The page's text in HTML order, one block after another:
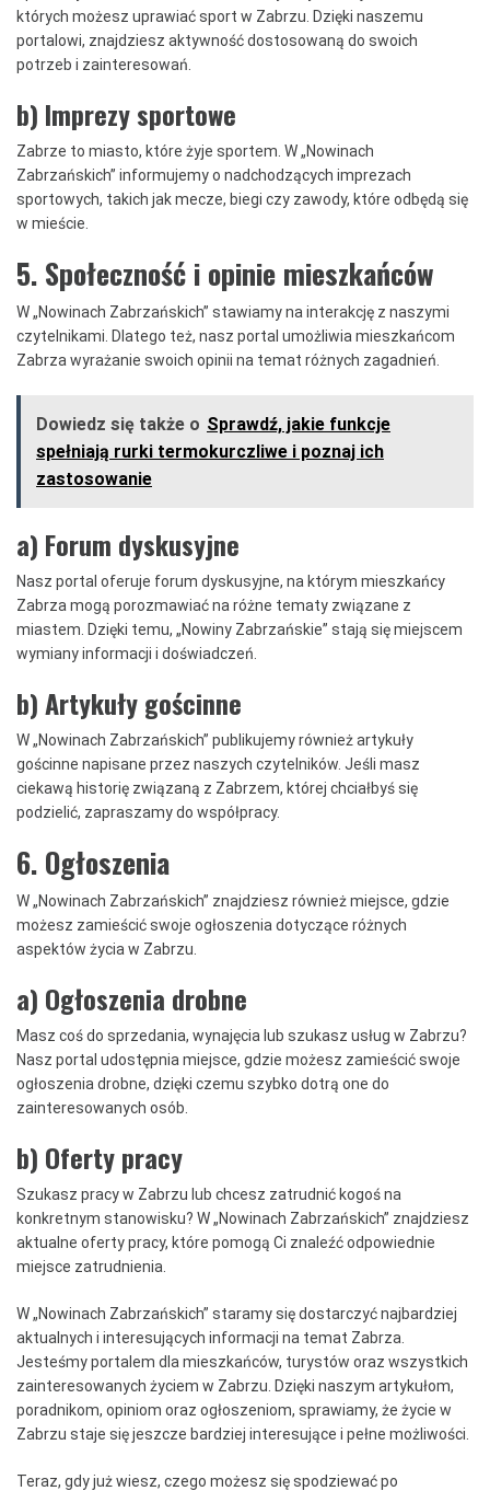
których możesz uprawiać sport w Zabrzu. Dzięki naszemu
portalowi, znajdziesz aktywność dostosowaną do swoich
potrzeb i zainteresowań.
b) Imprezy sportowe
Zabrze to miasto, które żyje sportem. W „Nowinach
Zabrzańskich” informujemy o nadchodzących imprezach
sportowych, takich jak mecze, biegi czy zawody, które odbędą się
w mieście.
5. Społeczność i opinie mieszkańców
W „Nowinach Zabrzańskich” stawiamy na interakcję z naszymi
czytelnikami. Dlatego też, nasz portal umożliwia mieszkańcom
Zabrza wyrażanie swoich opinii na temat różnych zagadnień.
Dowiedz się także o Sprawdź, jakie funkcje
spełniają rurki termokurczliwe i poznaj ich
zastosowanie
a) Forum dyskusyjne
Nasz portal oferuje forum dyskusyjne, na którym mieszkańcy
Zabrza mogą porozmawiać na różne tematy związane z
miastem. Dzięki temu, „Nowiny Zabrzańskie” stają się miejscem
wymiany informacji i doświadczeń.
b) Artykuły gościnne
W „Nowinach Zabrzańskich” publikujemy również artykuły
gościnne napisane przez naszych czytelników. Jeśli masz
ciekawą historię związaną z Zabrzem, której chciałbyś się
podzielić, zapraszamy do współpracy.
6. Ogłoszenia
W „Nowinach Zabrzańskich” znajdziesz również miejsce, gdzie
możesz zamieścić swoje ogłoszenia dotyczące różnych
aspektów życia w Zabrzu.
a) Ogłoszenia drobne
Masz coś do sprzedania, wynajęcia lub szukasz usług w Zabrzu?
Nasz portal udostępnia miejsce, gdzie możesz zamieścić swoje
ogłoszenia drobne, dzięki czemu szybko dotrą one do
zainteresowanych osób.
b) Oferty pracy
Szukasz pracy w Zabrzu lub chcesz zatrudnić kogoś na
konkretnym stanowisku? W „Nowinach Zabrzańskich” znajdziesz
aktualne oferty pracy, które pomogą Ci znaleźć odpowiednie
miejsce zatrudnienia.
W „Nowinach Zabrzańskich” staramy się dostarczyć najbardziej
aktualnych i interesujących informacji na temat Zabrza.
Jesteśmy portalem dla mieszkańców, turystów oraz wszystkich
zainteresowanych życiem w Zabrzu. Dzięki naszym artykułom,
poradnikom, opiniom oraz ogłoszeniom, sprawiamy, że życie w
Zabrzu staje się jeszcze bardziej interesujące i pełne możliwości.
Teraz, gdy już wiesz, czego możesz się spodziewać po